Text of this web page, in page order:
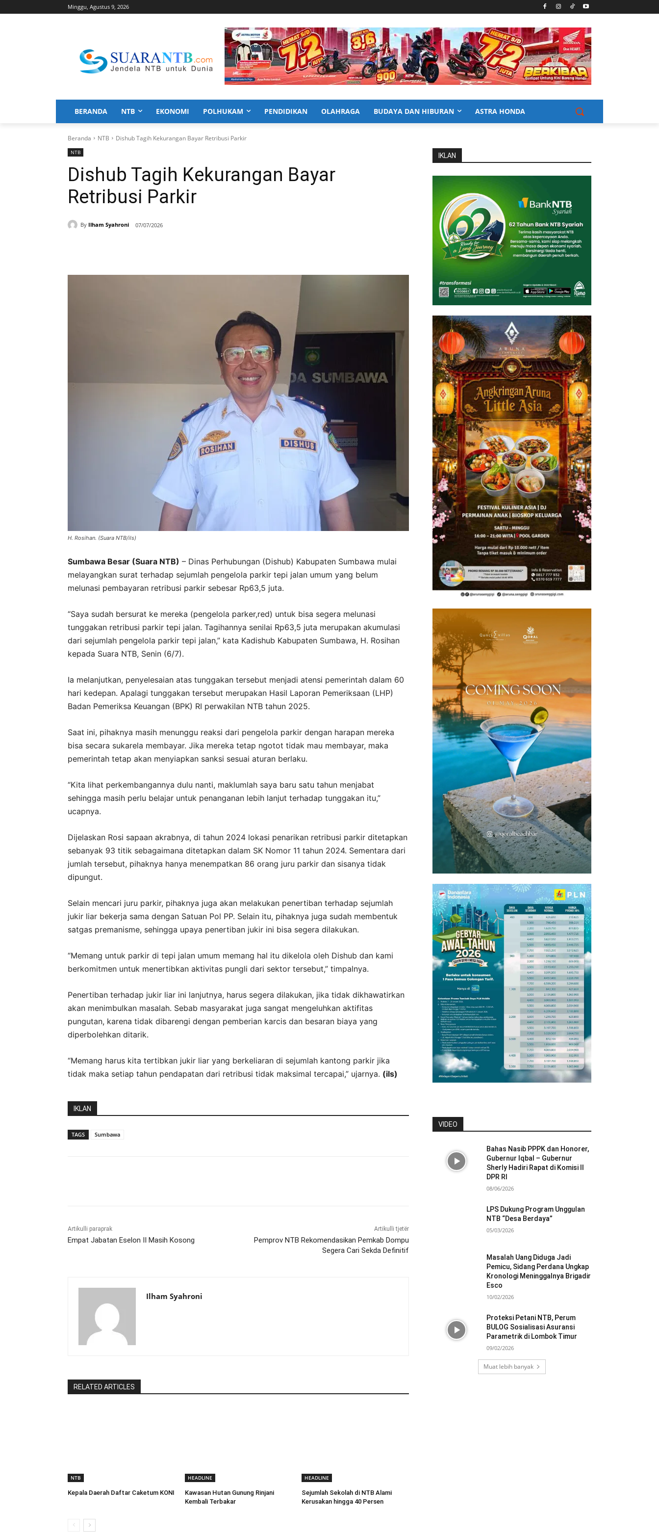
Minggu, Agustus 9, 2026
BERANDA NTB EKONOMI POLHUKAM PENDIDIKAN OLAHRAGA BUDAYA DAN HIBURAN ASTRA HONDA
Beranda NTB Dishub Tagih Kekurangan Bayar Retribusi Parkir
NTB
Dishub Tagih Kekurangan Bayar
Retribusi Parkir
By Ilham Syahroni 07/07/2026
H. Rosihan. (Suara NTB/ils)
Sumbawa Besar (Suara NTB) – Dinas Perhubungan (Dishub) Kabupaten Sumbawa mulai
melayangkan surat terhadap sejumlah pengelola parkir tepi jalan umum yang belum
melunasi pembayaran retribusi parkir sebesar Rp63,5 juta.
“Saya sudah bersurat ke mereka (pengelola parker,red) untuk bisa segera melunasi
tunggakan retribusi parkir tepi jalan. Tagihannya senilai Rp63,5 juta merupakan akumulasi
dari sejumlah pengelola parkir tepi jalan,” kata Kadishub Kabupaten Sumbawa, H. Rosihan
kepada Suara NTB, Senin (6/7).
Ia melanjutkan, penyelesaian atas tunggakan tersebut menjadi atensi pemerintah dalam 60
hari kedepan. Apalagi tunggakan tersebut merupakan Hasil Laporan Pemeriksaan (LHP)
Badan Pemeriksa Keuangan (BPK) RI perwakilan NTB tahun 2025.
Saat ini, pihaknya masih menunggu reaksi dari pengelola parkir dengan harapan mereka
bisa secara sukarela membayar. Jika mereka tetap ngotot tidak mau membayar, maka
pemerintah tetap akan menyiapkan sanksi sesuai aturan berlaku.
“Kita lihat perkembangannya dulu nanti, maklumlah saya baru satu tahun menjabat
sehingga masih perlu belajar untuk penanganan lebih lanjut terhadap tunggakan itu,”
ucapnya.
Dijelaskan Rosi sapaan akrabnya, di tahun 2024 lokasi penarikan retribusi parkir ditetapkan
sebanyak 93 titik sebagaimana ditetapkan dalam SK Nomor 11 tahun 2024. Sementara dari
jumlah tersebut, pihaknya hanya menempatkan 86 orang juru parkir dan sisanya tidak
dipungut.
Selain mencari juru parkir, pihaknya juga akan melakukan penertiban terhadap sejumlah
jukir liar bekerja sama dengan Satuan Pol PP. Selain itu, pihaknya juga sudah membentuk
satgas premanisme, sehingga upaya penertiban jukir ini bisa segera dilakukan.
“Memang untuk parkir di tepi jalan umum memang hal itu dikelola oleh Dishub dan kami
berkomitmen untuk menertibkan aktivitas pungli dari sektor tersebut,” timpalnya.
Penertiban terhadap jukir liar ini lanjutnya, harus segera dilakukan, jika tidak dikhawatirkan
akan menimbulkan masalah. Sebab masyarakat juga sangat mengeluhkan aktifitas
pungutan, karena tidak dibarengi dengan pemberian karcis dan besaran biaya yang
diperbolehkan ditarik.
“Memang harus kita tertibkan jukir liar yang berkeliaran di sejumlah kantong parkir jika
tidak maka setiap tahun pendapatan dari retribusi tidak maksimal tercapai,” ujarnya. (ils)
IKLAN
TAGS Sumbawa
Artikulli paraprak
Empat Jabatan Eselon II Masih Kosong
Artikulli tjetër
Pemprov NTB Rekomendasikan Pemkab Dompu
Segera Cari Sekda Definitif
Ilham Syahroni
RELATED ARTICLES
NTB
Kepala Daerah Daftar Caketum KONI
HEADLINE
Kawasan Hutan Gunung Rinjani
Kembali Terbakar
HEADLINE
Sejumlah Sekolah di NTB Alami
Kerusakan hingga 40 Persen
IKLAN
VIDEO
Bahas Nasib PPPK dan Honorer,
Gubernur Iqbal – Gubernur
Sherly Hadiri Rapat di Komisi II
DPR RI
08/06/2026
LPS Dukung Program Unggulan
NTB “Desa Berdaya”
05/03/2026
Masalah Uang Diduga Jadi
Pemicu, Sidang Perdana Ungkap
Kronologi Meninggalnya Brigadir
Esco
10/02/2026
Proteksi Petani NTB, Perum
BULOG Sosialisasi Asuransi
Parametrik di Lombok Timur
09/02/2026
Muat lebih banyak